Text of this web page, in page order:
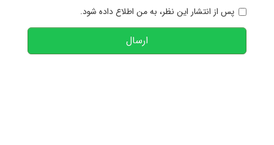
پس از انتشار این نظر، به من اطلاع داده شود.
ارسال